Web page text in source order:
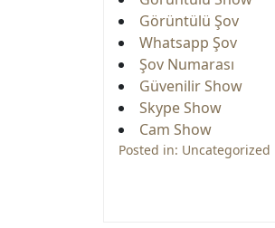
Görüntülü Şov
Whatsapp Şov
Şov Numarası
Güvenilir Show
Skype Show
Cam Show
Posted in: Uncategorized